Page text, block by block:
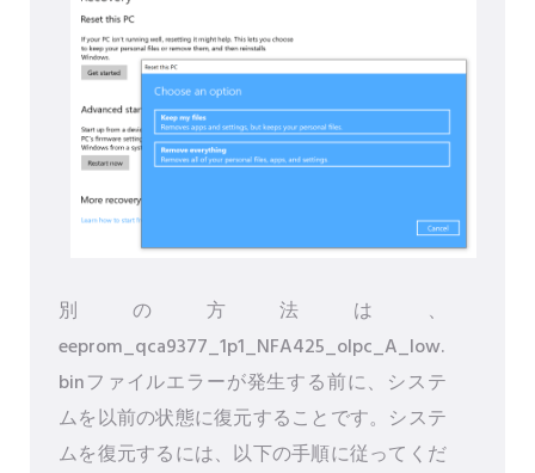
別の方法は、
eeprom_qca9377_1p1_NFA425_olpc_A_low.
binファイルエラーが発生する前に、システ
ムを以前の状態に復元することです。システ
ムを復元するには、以下の手順に従ってくだ